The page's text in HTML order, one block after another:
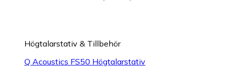
Högtalarstativ & Tillbehör
Q Acoustics FS50 Högtalarstativ